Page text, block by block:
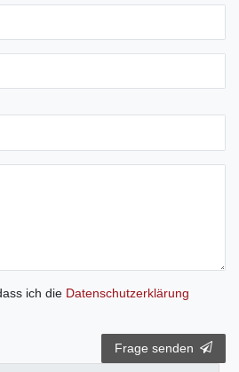
ich die Daten­schutz­erklärung
Frage senden